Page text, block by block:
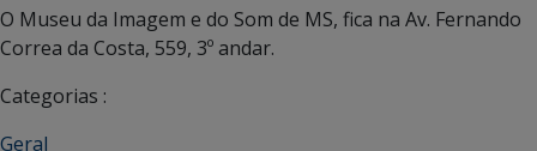
O Museu da Imagem e do Som de MS, fica na Av. Fernando
Correa da Costa, 559, 3º andar.
Categorias :
Geral